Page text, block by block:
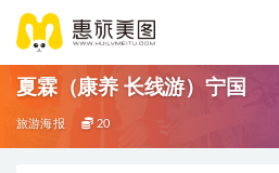
夏霖（康养 长线游）宁国
旅游海报 20